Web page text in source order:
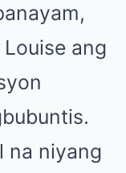
ang
na niyang